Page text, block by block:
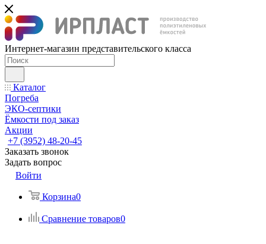
Интернет-магазин представительского класса
Каталог
Погреба
ЭКО-септики
Ёмкости под заказ
Акции
+7 (3952) 48-20-45
Заказать звонок
Задать вопрос
Войти
Корзина0
Сравнение товаров0